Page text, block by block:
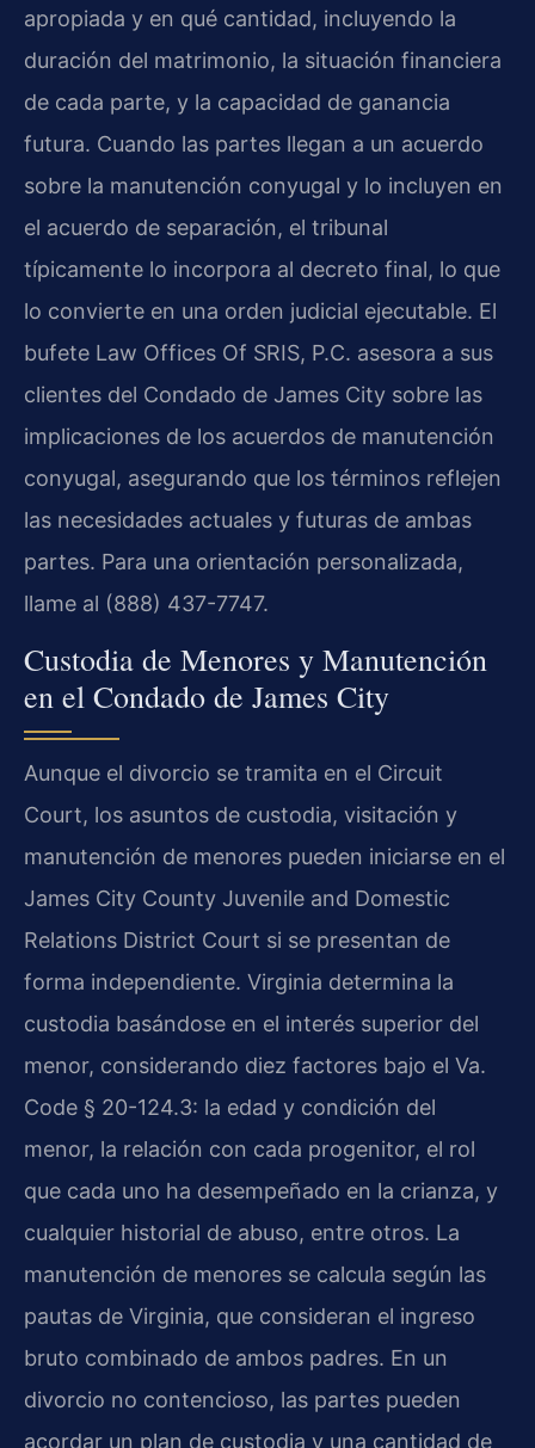
apropiada y en qué cantidad, incluyendo la
duración del matrimonio, la situación financiera
de cada parte, y la capacidad de ganancia
futura. Cuando las partes llegan a un acuerdo
sobre la manutención conyugal y lo incluyen en
el acuerdo de separación, el tribunal
típicamente lo incorpora al decreto final, lo que
lo convierte en una orden judicial ejecutable. El
bufete Law Offices Of SRIS, P.C. asesora a sus
clientes del Condado de James City sobre las
implicaciones de los acuerdos de manutención
conyugal, asegurando que los términos reflejen
las necesidades actuales y futuras de ambas
partes. Para una orientación personalizada,
llame al (888) 437-7747.
Custodia de Menores y Manutención
en el Condado de James City
Aunque el divorcio se tramita en el Circuit
Court, los asuntos de custodia, visitación y
manutención de menores pueden iniciarse en el
James City County Juvenile and Domestic
Relations District Court si se presentan de
forma independiente. Virginia determina la
custodia basándose en el interés superior del
menor, considerando diez factores bajo el Va.
Code § 20-124.3: la edad y condición del
menor, la relación con cada progenitor, el rol
que cada uno ha desempeñado en la crianza, y
cualquier historial de abuso, entre otros. La
manutención de menores se calcula según las
pautas de Virginia, que consideran el ingreso
bruto combinado de ambos padres. En un
divorcio no contencioso, las partes pueden
acordar un plan de custodia y una cantidad de